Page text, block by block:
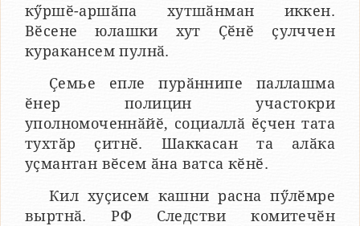
кӳршӗ-аршӑпа хутшӑнман иккен.
Вӗсене юлашки хут Ҫӗнӗ ҫулччен
куракансем пулнӑ.
Ҫемье епле пурӑннипе паллашма
ӗнер полицин участокри
уполномоченнӑйӗ, социаллӑ ӗҫчен тата
тухтӑр ҫитнӗ. Шаккасан та алӑка
уҫмантан вӗсем ӑна ватса кӗнӗ.
Кил хуҫисем кашни расна пӳлӗмре
выртнӑ. РФ Следстви комитечӗн